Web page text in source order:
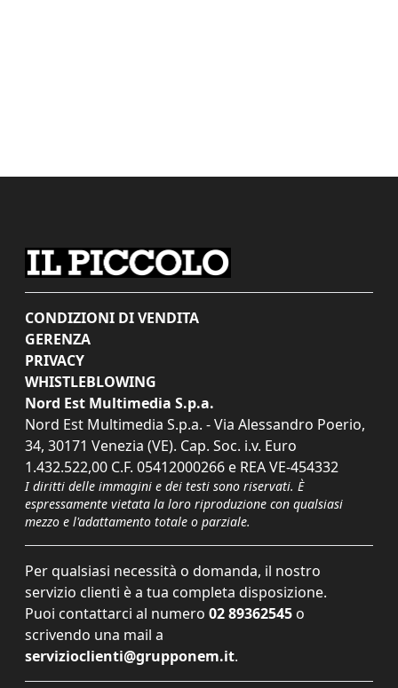
CONDIZIONI DI VENDITA
GERENZA
PRIVACY
WHISTLEBLOWING
Nord Est Multimedia S.p.a.
Nord Est Multimedia S.p.a. - Via Alessandro Poerio,
34, 30171 Venezia (VE). Cap. Soc. i.v. Euro
1.432.522,00 C.F. 05412000266 e REA VE-454332
I diritti delle immagini e dei testi sono riservati. È
espressamente vietata la loro riproduzione con qualsiasi
mezzo e l'adattamento totale o parziale.
Per qualsiasi necessità o domanda, il nostro
servizio clienti è a tua completa disposizione.
Puoi contattarci al numero 02 89362545 o
scrivendo una mail a
servizioclienti@grupponem.it.